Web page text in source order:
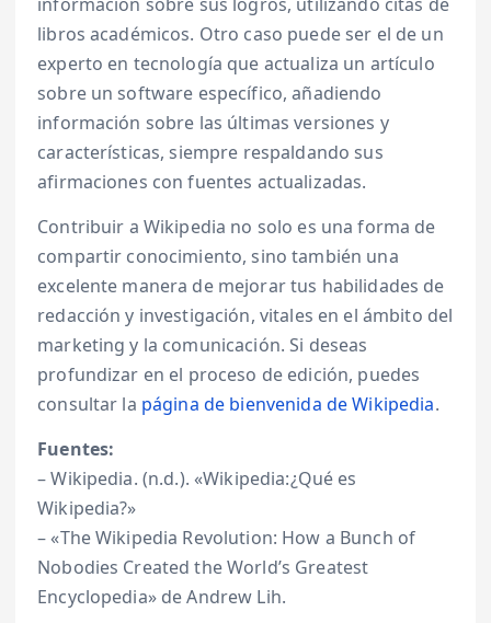
libros académicos. Otro caso puede ser el de un
experto en tecnología que actualiza un artículo
sobre un software específico, añadiendo
información sobre las últimas versiones y
características, siempre respaldando sus
afirmaciones con fuentes actualizadas.
Contribuir a Wikipedia no solo es una forma de
compartir conocimiento, sino también una
excelente manera de mejorar tus habilidades de
redacción y investigación, vitales en el ámbito del
marketing y la comunicación. Si deseas
profundizar en el proceso de edición, puedes
consultar la página de bienvenida de Wikipedia.
Fuentes:
– Wikipedia. (n.d.). «Wikipedia:¿Qué es
Wikipedia?»
– «The Wikipedia Revolution: How a Bunch of
Nobodies Created the World’s Greatest
Encyclopedia» de Andrew Lih.